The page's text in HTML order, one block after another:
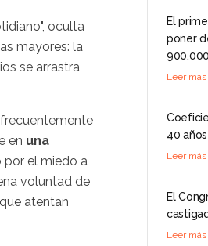
oculta
mayores: la
se arrastra
en una
el miedo a
voluntad de
atentan
El
poner
Leer más
40
Leer más
El
Leer más